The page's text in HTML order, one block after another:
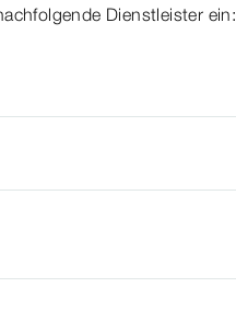
Dienstleister ein: